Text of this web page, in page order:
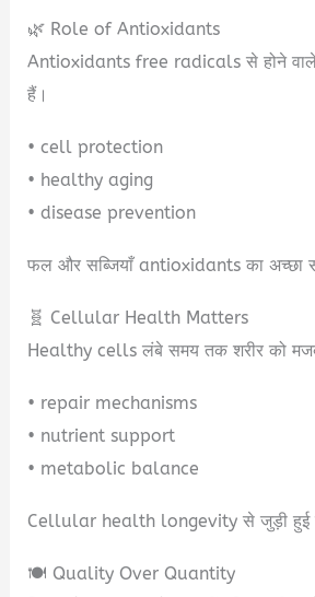
🌿 Role of Antioxidants
Antioxidants free radicals से होने
हैं।
• cell protection
• healthy aging
• disease prevention
फल और सब्जियाँ antioxidants का अच्छा
🧬 Cellular Health Matters
Healthy cells लंबे समय तक शरीर को
• repair mechanisms
• nutrient support
• metabolic balance
Cellular health longevity से जुड़ी हुई
🍽️ Quality Over Quantity